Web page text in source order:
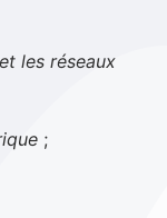
les réseaux
;